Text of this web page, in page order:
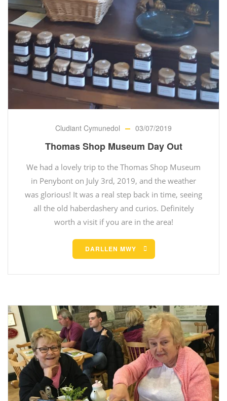
Cludiant Cymunedol 03/07/2019
Thomas Shop Museum Day Out
We had a lovely trip to the Thomas Shop Museum
in Penybont on July 3rd, 2019, and the weather
was glorious! It was a real step back in time, seeing
all the old haberdashery and curios. Definitely
worth a visit if you are in the area!
DARLLEN MWY